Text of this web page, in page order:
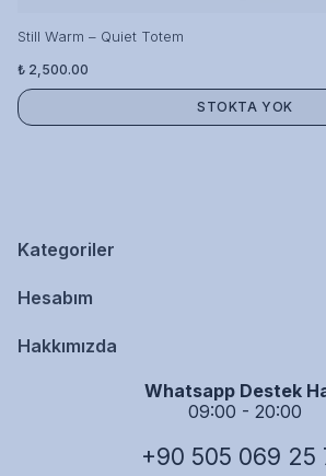
Still Warm – Quiet Totem
₺ 2,500.00
STOKTA YOK
Kategoriler
Hesabım
Hakkımızda
Whatsapp Destek
09:00 - 20:00
+90 505 069 25